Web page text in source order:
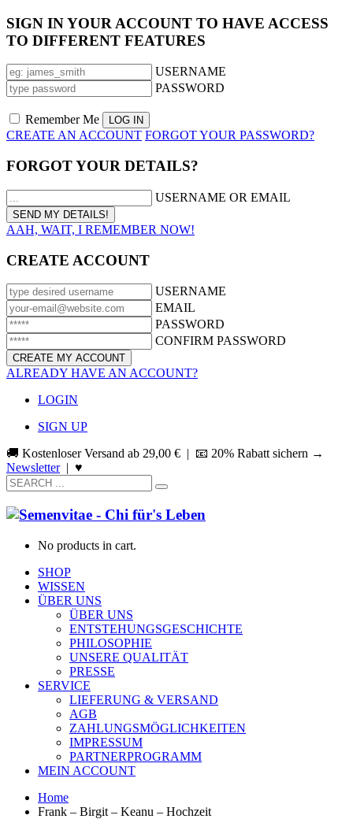
SIGN IN YOUR ACCOUNT TO HAVE ACCESS
TO DIFFERENT FEATURES
USERNAME
PASSWORD
Remember Me
CREATE AN ACCOUNT FORGOT YOUR PASSWORD?
FORGOT YOUR DETAILS?
USERNAME OR EMAIL
AAH, WAIT, I REMEMBER NOW!
CREATE ACCOUNT
USERNAME
EMAIL
PASSWORD
CONFIRM PASSWORD
ALREADY HAVE AN ACCOUNT?
LOGIN
SIGN UP
🚚 Kostenloser Versand ab 29,00 € | 📧 20% Rabatt sichern →
Newsletter| ♥
No products in cart.
SHOP
WISSEN
ÜBER UNS
ÜBER UNS
ENTSTEHUNGSGESCHICHTE
PHILOSOPHIE
UNSERE QUALITÄT
PRESSE
SERVICE
LIEFERUNG & VERSAND
AGB
ZAHLUNGSMÖGLICHKEITEN
IMPRESSUM
PARTNERPROGRAMM
MEIN ACCOUNT
Home
Frank – Birgit – Keanu – Hochzeit